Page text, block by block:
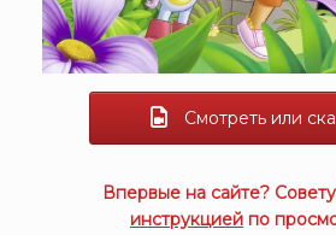
Смотреть или
Впервые на сайте?
инструкцией по